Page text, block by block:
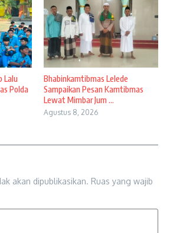
Lalu
Polda
Bhabinkamtibmas Lelede
Sampaikan Pesan Kamtibmas
Lewat Mimbar Jum ...
Agustus 8, 2026
akan dipublikasikan. Ruas yang wajib